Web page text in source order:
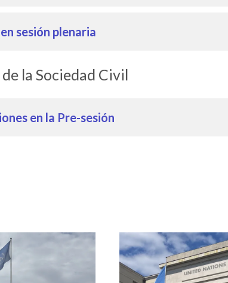
sesión plenaria
la Sociedad Civil
en la Pre-sesión